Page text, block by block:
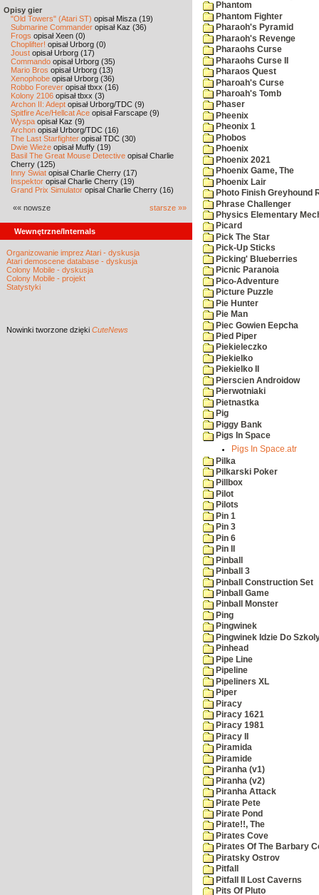
Opisy gier
"Old Towers" (Atari ST) opisał Misza (19)
Submarine Commander opisał Kaz (36)
Frogs opisał Xeen (0)
Choplifter! opisał Urborg (0)
Joust opisał Urborg (17)
Commando opisał Urborg (35)
Mario Bros opisał Urborg (13)
Xenophobe opisał Urborg (36)
Robbo Forever opisał tbxx (16)
Kolony 2106 opisał tbxx (3)
Archon II: Adept opisał Urborg/TDC (9)
Spitfire Ace/Hellcat Ace opisał Farscape (9)
Wyspa opisał Kaz (9)
Archon opisał Urborg/TDC (16)
The Last Starfighter opisał TDC (30)
Dwie Wieże opisał Muffy (19)
Basil The Great Mouse Detective opisał Charlie
Cherry (125)
Inny Świat opisał Charlie Cherry (17)
Inspektor opisał Charlie Cherry (19)
Grand Prix Simulator opisał Charlie Cherry (16)
«« nowsze starsze »»
Wewnętrzne/Internals
Organizowanie imprez Atari - dyskusja
Atari demoscene database - dyskusja
Colony Mobile - dyskusja
Colony Mobile - projekt
Statystyki
Nowinki tworzone dzięki CuteNews
Phantom
Phantom Fighter
Pharaoh's Pyramid
Pharaoh's Revenge
Pharaohs Curse
Pharaohs Curse II
Pharaos Quest
Pharoah's Curse
Pharoah's Tomb
Phaser
Pheenix
Pheonix 1
Phobos
Phoenix
Phoenix 2021
Phoenix Game, The
Phoenix Lair
Photo Finish Greyhound
Phrase Challenger
Physics Elementary
Picard
Pick The Star
Pick-Up Sticks
Picking' Blueberries
Picnic Paranoia
Pico-Adventure
Picture Puzzle
Pie Hunter
Pie Man
Piec Gowien Eepcha
Pied Piper
Piekieleczko
Piekielko
Piekielko II
Pierscien Androidow
Pierwotniaki
Pietnastka
Pig
Piggy Bank
Pigs In Space
Pigs In Space.atr
Pilka
Pilkarski Poker
Pillbox
Pilot
Pilots
Pin 1
Pin 3
Pin 6
Pin II
Pinball
Pinball 3
Pinball Construction Set
Pinball Game
Pinball Monster
Ping
Pingwinek
Pingwinek Idzie Do
Pinhead
Pipe Line
Pipeline
Pipeliners XL
Piper
Piracy
Piracy 1621
Piracy 1981
Piracy II
Piramida
Piramide
Piranha (v1)
Piranha (v2)
Piranha Attack
Pirate Pete
Pirate Pond
Pirate!!, The
Pirates Cove
Pirates Of The Barbary
Piratsky Ostrov
Pitfall
Pitfall II Lost Caverns
Pits Of Pluto